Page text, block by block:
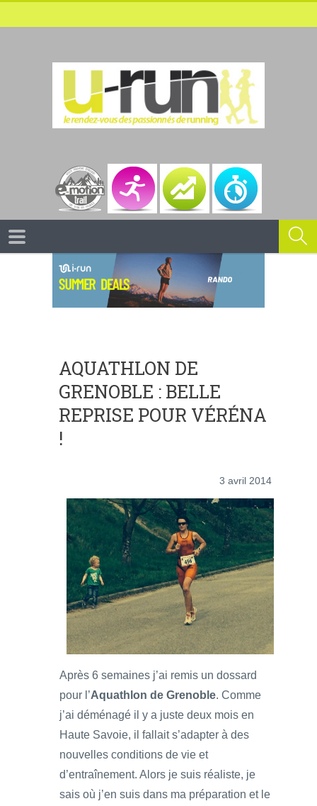
AQUATHLON DE
GRENOBLE : BELLE
REPRISE POUR VÉRÉNA
!
3 avril 2014
Après 6 semaines j’ai remis un dossard
pour l’Aquathlon de Grenoble. Comme
j’ai déménagé il y a juste deux mois en
Haute Savoie, il fallait s’adapter à des
nouvelles conditions de vie et
d’entraînement. Alors je suis réaliste, je
sais où j’en suis dans ma préparation et le